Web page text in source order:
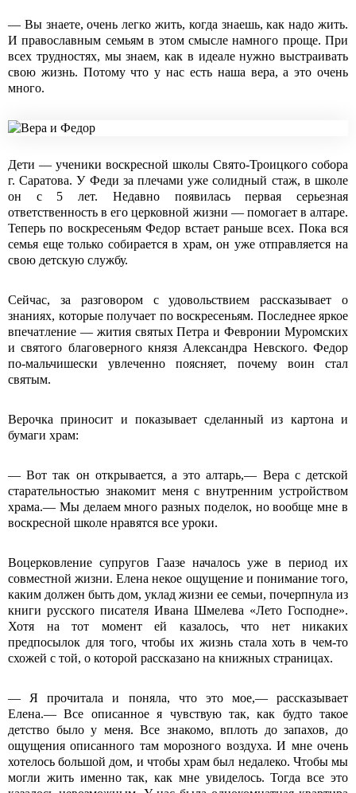
― Вы знаете, очень легко жить, когда знаешь, как надо жить.
И православным семьям в этом смысле намного проще. При
всех трудностях, мы знаем, как в идеале нужно выстраивать
свою жизнь. Потому что у нас есть наша вера, а это очень
много.
Дети ― ученики воскресной школы Свято-Троицкого собора
г. Саратова. У Феди за плечами уже солидный стаж, в школе
он с 5 лет. Недавно появилась первая серьезная
ответственность в его церковной жизни ― помогает в алтаре.
Теперь по воскресеньям Федор встает раньше всех. Пока вся
семья еще только собирается в храм, он уже отправляется на
свою детскую службу.
Сейчас, за разговором с удовольствием рассказывает о
знаниях, которые получает по воскресеньям. Последнее яркое
впечатление ― жития святых Петра и Февронии Муромских
и святого благоверного князя Александра Невского. Федор
по-мальчишески увлеченно поясняет, почему воин стал
святым.
Верочка приносит и показывает сделанный из картона и
бумаги храм:
― Вот так он открывается, а это алтарь,― Вера с детской
старательностью знакомит меня с внутренним устройством
храма.― Мы делаем много разных поделок, но вообще мне в
воскресной школе нравятся все уроки.
Воцерковление супругов Гаазе началось уже в период их
совместной жизни. Елена некое ощущение и понимание того,
каким должен быть дом, уклад жизни ее семьи, почерпнула из
книги русского писателя Ивана Шмелева «Лето Господне».
Хотя на тот момент ей казалось, что нет никаких
предпосылок для того, чтобы их жизнь стала хоть в чем-то
схожей с той, о которой рассказано на книжных страницах.
― Я прочитала и поняла, что это мое,― рассказывает
Елена.― Все описанное я чувствую так, как будто такое
детство было у меня. Все знакомо, вплоть до запахов, до
ощущения описанного там морозного воздуха. И мне очень
хотелось большой дом, и чтобы храм был недалеко. Чтобы мы
могли жить именно так, как мне увиделось. Тогда все это